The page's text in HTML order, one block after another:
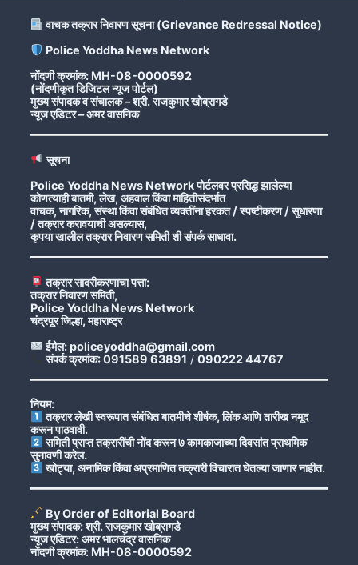
वाचक तक्रार निवारण सूचना (Grievance Redressal Notice)
Police Yoddha News Network
नोंदणी क्रमांक: MH-08-0000592
(नोंदणीकृत डिजिटल न्यूज पोर्टल)
मुख्य संपादक व संचालक – श्री. राजकुमार खोब्रागडे
न्यूज एडिटर – अमर वासनिक
सूचना
Police Yoddha News Network पोर्टलवर प्रसिद्ध झालेल्या
कोणत्याही बातमी, लेख, अहवाल किंवा माहितीसंदर्भात
वाचक, नागरिक, संस्था किंवा संबंधित व्यक्तींना हरकत / स्पष्टीकरण / सुधारणा
/ तक्रार करावयाची असल्यास,
कृपया खालील तक्रार निवारण समिती शी संपर्क साधावा.
तक्रार सादरीकरणाचा पत्ता:
तक्रार निवारण समिती,
Police Yoddha News Network
चंद्रपूर जिल्हा, महाराष्ट्र
ईमेल: policeyoddha@gmail.com
संपर्क क्रमांक: 091589 63891 / 090222 44767
नियम:
तक्रार लेखी स्वरूपात संबंधित बातमीचे शीर्षक, लिंक आणि तारीख नमूद
करून पाठवावी.
समिती प्राप्त तक्रारींची नोंद करून ७ कामकाजाच्या दिवसांत प्राथमिक
सुनावणी करेल.
खोट्या, अनामिक किंवा अप्रमाणित तक्रारी विचारात घेतल्या जाणार नाहीत.
By Order of Editorial Board
मुख्य संपादक: श्री. राजकुमार खोब्रागडे
न्यूज एडिटर: अमर भालचंद्र वासनिक
नोंदणी क्रमांक: MH-08-0000592